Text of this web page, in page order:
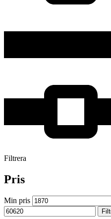
Filtrera
Pris
Min pris